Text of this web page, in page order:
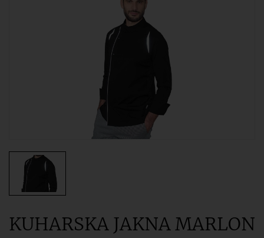
KUHARSKA JAKNA MARLON